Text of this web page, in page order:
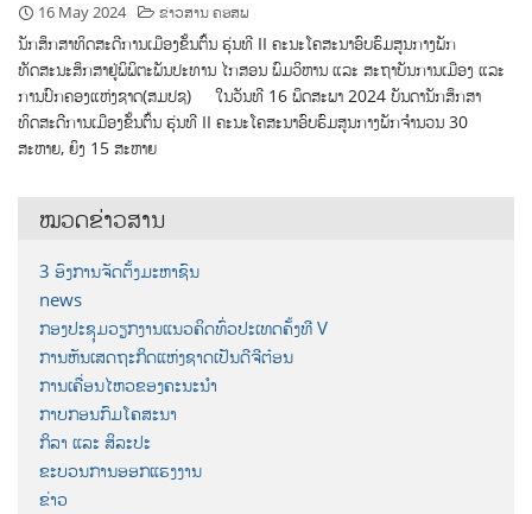
16 May 2024 ຂ່າວສານ ຄອສພ
ນັກສຶກສາທິດສະດີການເມືອງຂັ້ນຕົ້ນ ຮຸ່ນທີ II ຄະນະໂຄສະນາອົບຮົມສູນກາງພັກ
ທັດສະນະສຶກສາຢູ່ພິພິຕະພັນປະທານ ໄກສອນ ພົມວິຫານ ແລະ ສະຖາບັນການເມືອງ ແລະ
ການປົກຄອງແຫ່ງຊາດ(ສມປຊ) ໃນວັນທີ 16 ພຶດສະພາ 2024 ບັນດານັກສຶກສາ
ທິດສະດີການເມືອງຂັ້ນຕົ້ນ ຮຸ່ນທີ II ຄະນະໂຄສະນາອົບຮົມສູນກາງພັກຈໍານວນ 30
ສະຫາຍ, ຍິງ 15 ສະຫາຍ
ໝວດຂ່າວສານ
3 ອົງການຈັດຕັ້ງມະຫາຊົນ
news
ກອງປະຊຸມວຽກງານແນວຄິດທົ່ວປະເທດຄັ້ງທີ V
ການຫັນເສດຖະກິດແຫ່ງຊາດເປັນດີຈີຕ໋ອນ
ການເຄື່ອນໄຫວຂອງຄະນະນຳ
ກາບກອນກົມໂຄສະນາ
ກິລາ ແລະ ສິລະປະ
ຂະບວນການອອກແຮງງານ
ຂ່າວ